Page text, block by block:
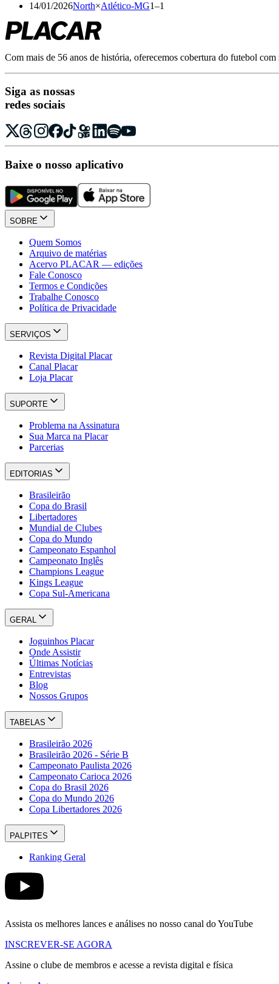
14/01/2026North×Atlético-MG1–1
Com mais de 56 anos de história, oferecemos cobertura do futebol
Siga as nossas
redes sociais
Baixe o nosso aplicativo
SOBRE
Quem Somos
Arquivo de matérias
Acervo PLACAR — edições
Fale Conosco
Termos e Condições
Trabalhe Conosco
Política de Privacidade
SERVIÇOS
Revista Digital Placar
Canal Placar
Loja Placar
SUPORTE
Problema na Assinatura
Sua Marca na Placar
Parcerias
EDITORIAS
Brasileirão
Copa do Brasil
Libertadores
Mundial de Clubes
Copa do Mundo
Campeonato Espanhol
Campeonato Inglês
Champions League
Kings League
Copa Sul-Americana
GERAL
Joguinhos Placar
Onde Assistir
Últimas Notícias
Entrevistas
Blog
Nossos Grupos
TABELAS
Brasileirão 2026
Brasileirão 2026 - Série B
Campeonato Paulista 2026
Campeonato Carioca 2026
Copa do Brasil 2026
Copa do Mundo 2026
Copa Libertadores 2026
PALPITES
Ranking Geral
Assista os melhores lances e análises no nosso canal do YouTube
INSCREVER-SE AGORA
Assine o clube de membros e acesse a revista digital e física